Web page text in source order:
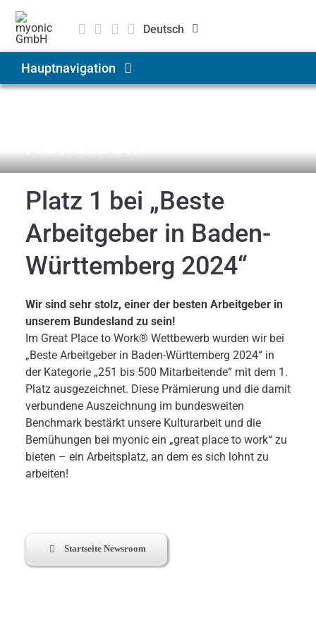
Inhalt
springen
Deutsch
English
Čeština
Hauptnavigation
Anwendungen
Unternehmen
Karriere
Platz 1 bei „Beste
Arbeitgeber in Baden-
Württemberg 2024“
Wir sind sehr stolz, einer der besten Arbeitgeber in
unserem Bundesland zu sein!
Im Great Place to Work® Wettbewerb wurden wir bei
„Beste Arbeitgeber in Baden-Württemberg 2024“ in
der Kategorie „251 bis 500 Mitarbeitende“ mit dem 1.
Platz ausgezeichnet. Diese Prämierung und die damit
verbundene Auszeichnung im bundesweiten
Benchmark bestärkt unsere Kulturarbeit und die
Bemühungen bei myonic ein „great place to work“ zu
bieten – ein Arbeitsplatz, an dem es sich lohnt zu
arbeiten!
Startseite Newsroom